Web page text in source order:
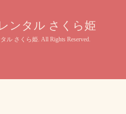
ンタル さくら姫
ル さくら姫 . All Rights Reserved.